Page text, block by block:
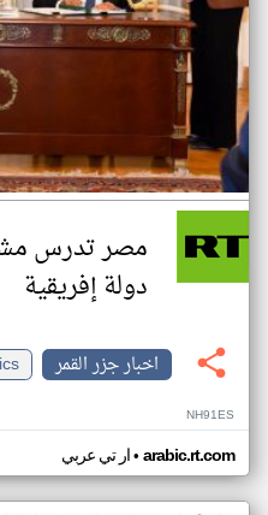
مصر تدرس
دولة إفريقية
اخبار جزر القمر
NH91ES
ار تي عربي• arabic.rt.com